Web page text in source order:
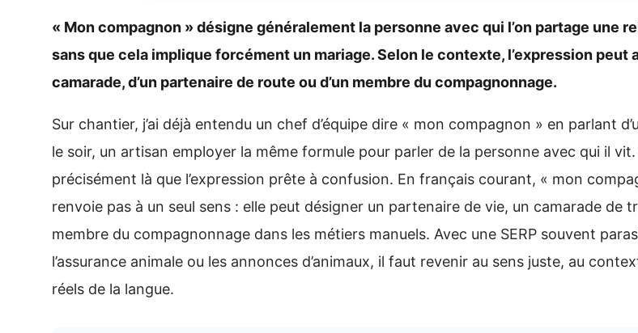
« Mon compagnon » désigne généralement la personne avec qui l’on partage une
sans que cela implique forcément un mariage. Selon le contexte, l’expression peut
camarade, d’un partenaire de route ou d’un membre du compagnonnage.
Sur chantier, j’ai déjà entendu un chef d’équipe dire « mon compagnon » en parlant
le soir, un artisan employer la même formule pour parler de la personne avec qui il vit.
précisément là que l’expression prête à confusion. En français courant, « mon
renvoie pas à un seul sens : elle peut désigner un partenaire de vie, un camarade de
membre du compagnonnage dans les métiers manuels. Avec une SERP souvent
l’assurance animale ou les annonces d’animaux, il faut revenir au sens juste, au
réels de la langue.